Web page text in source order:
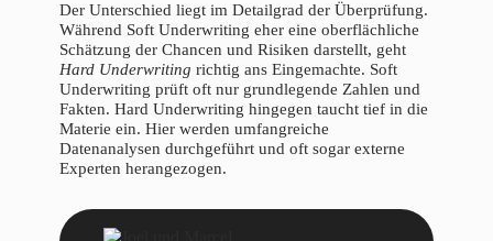
Der Unterschied liegt im Detailgrad der Überprüfung.
Während Soft Underwriting eher eine oberflächliche
Schätzung der Chancen und Risiken darstellt, geht
Hard Underwriting richtig ans Eingemachte. Soft
Underwriting prüft oft nur grundlegende Zahlen und
Fakten. Hard Underwriting hingegen taucht tief in die
Materie ein. Hier werden umfangreiche
Datenanalysen durchgeführt und oft sogar externe
Experten herangezogen.